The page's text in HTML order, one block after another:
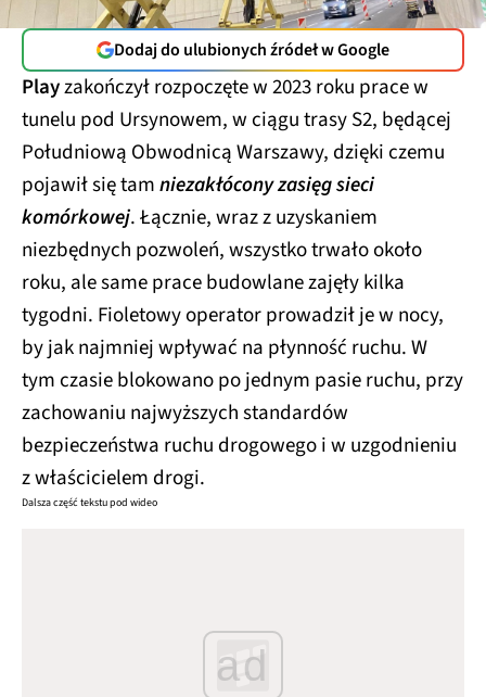
Dodaj do ulubionych źródeł w Google
Playzakończył rozpoczęte w 2023 roku prace w
tunelu pod Ursynowem, w ciągu trasy S2, będącej
Południową Obwodnicą Warszawy, dzięki czemu
pojawił się tamniezakłócony zasięg sieci
komórkowej. Łącznie, wraz z uzyskaniem
niezbędnych pozwoleń, wszystko trwało około
roku, ale same prace budowlane zajęły kilka
tygodni. Fioletowy operator prowadził je w nocy,
by jak najmniej wpływać na płynność ruchu. W
tym czasie blokowano po jednym pasie ruchu, przy
zachowaniu najwyższych standardów
bezpieczeństwa ruchu drogowego i w uzgodnieniu
z właścicielem drogi.
Dalsza część tekstu pod wideo
ad